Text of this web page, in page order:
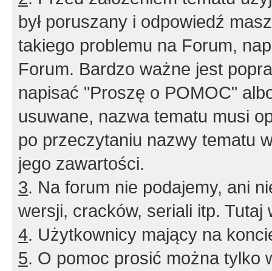
był poruszany i odpowiedź
takiego problemu na Forum,
Forum. Bardzo ważne jest
napisać "Proszę o POMOC"
usuwane, nazwa tematu musi
po przeczytaniu nazwy tematu
jego zawartości.
3. Na forum nie podajemy, ani
wersji, cracków, seriali itp. Tutaj
4. Użytkownicy mający na
5. O pomoc prosić można tylko